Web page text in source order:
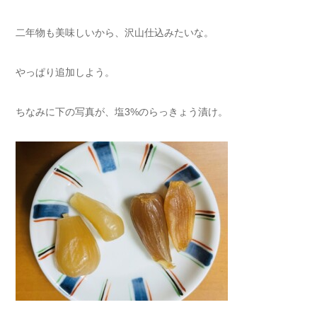
二年物も美味しいから、沢山仕込みたいな。
やっぱり追加しよう。
ちなみに下の写真が、塩3%のらっきょう漬け。